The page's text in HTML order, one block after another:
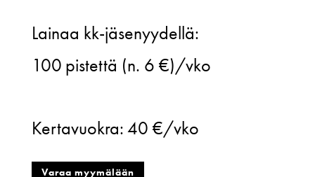
Love
Sanna
Shiloh
neulemekko,
Lainaa kk-jäsenyydellä:
100 pistettä (n. 6 €)/vko
Kertavuokra:40 €/vko
Varaa myymälään